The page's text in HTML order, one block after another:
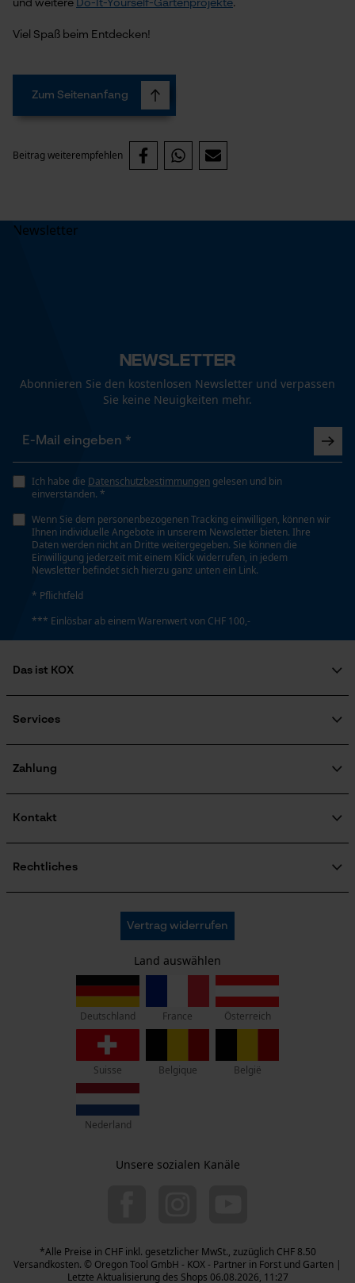
und weitere Do-It-Yourself-Gartenprojekte.
Viel Spaß beim Entdecken!
Zum Seitenanfang
Beitrag weiterempfehlen
Newsletter
Abonnieren Sie den kostenlosen Newsletter und verpassen
Sie keine Neuigkeiten mehr.
Ich habe die Datenschutzbestimmungen gelesen und bin
einverstanden. *
Wenn Sie dem personenbezogenen Tracking einwilligen, können wir
Ihnen individuelle Angebote in unserem Newsletter bieten. Ihre
Daten werden nicht an Dritte weitergegeben. Sie können die
Einwilligung jederzeit mit einem Klick widerrufen, in jedem
Newsletter befindet sich hierzu ganz unten ein Link.
* Pflichtfeld
*** Einlösbar ab einem Warenwert von CHF 100,-
Das ist KOX
Soziales Engagement
Newsletter-Anmeldung
Services
Zertifizierte Qualität von KOX
Zahlung
Kontakt
Bestellformular
KOX – Partner in Forst und Garten
Lise-Meitner-Str. 4
D-70736 Fellbach
Retouren-Adresse:
Beim Erlenwäldchen 14/2
71522 Backnang
Telefon Erreichbarkeit:
Mo.-Fr.: 07:00 - 18:00 Uhr
Rechtliches
Vertrag widerrufen
Land auswählen
Deutschland France Österreich
Suisse Belgique België
Nederland
Unsere sozialen Kanäle
*Alle Preise in CHF inkl. gesetzlicher MwSt., zuzüglich CHF 8.50
Versandkosten. © Oregon Tool GmbH - KOX - Partner in Forst und Garten |
Letzte Aktualisierung des Shops 06.08.2026, 11:27